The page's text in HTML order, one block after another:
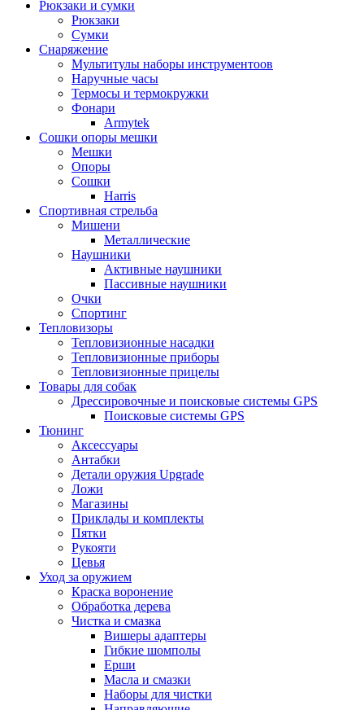
Рюкзаки и сумки
Рюкзаки
Сумки
Снаряжение
Мультитулы наборы инструментоов
Наручные часы
Термосы и термокружки
Фонари
Armytek
Сошки опоры мешки
Мешки
Опоры
Сошки
Harris
Спортивная стрельба
Мишени
Металлические
Наушники
Активные наушники
Пассивные наушники
Очки
Спортинг
Тепловизоры
Тепловизионные насадки
Тепловизионные приборы
Тепловизионные прицелы
Товары для собак
Дрессировочные и поисковые системы GPS
Поисковые системы GPS
Тюнинг
Аксессуары
Антабки
Детали оружия Upgrade
Ложи
Магазины
Приклады и комплекты
Пятки
Рукояти
Цевья
Уход за оружием
Краска воронение
Обработка дерева
Чистка и смазка
Вишеры адаптеры
Гибкие шомполы
Ерши
Масла и смазки
Наборы для чистки